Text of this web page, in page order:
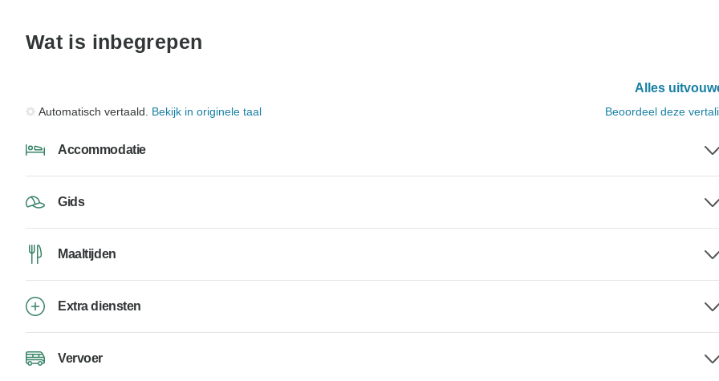
Wat is inbegrepen
Alles
Automatisch vertaald. Bekijk in originele taal Beoordeel deze
Accommodatie
Gids
Maaltijden
Extra diensten
Vervoer